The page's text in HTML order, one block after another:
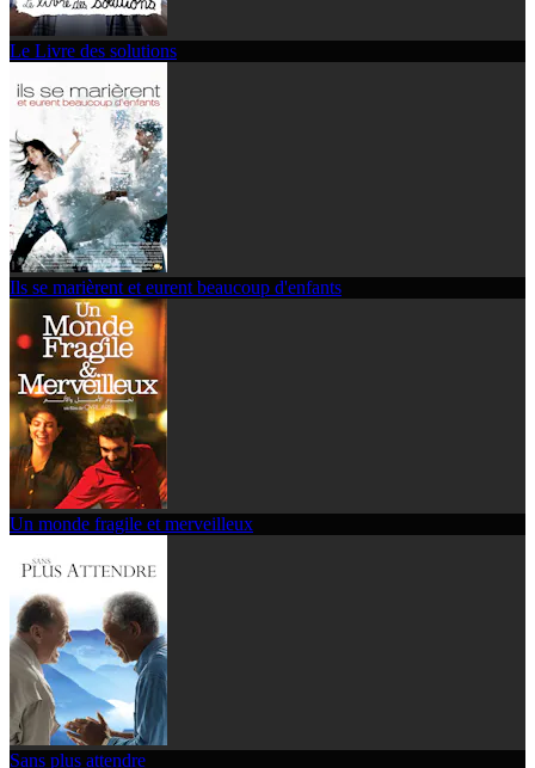
Le Livre des solutions
Ils se marièrent et eurent beaucoup d'enfants
Un monde fragile et merveilleux
Sans plus attendre